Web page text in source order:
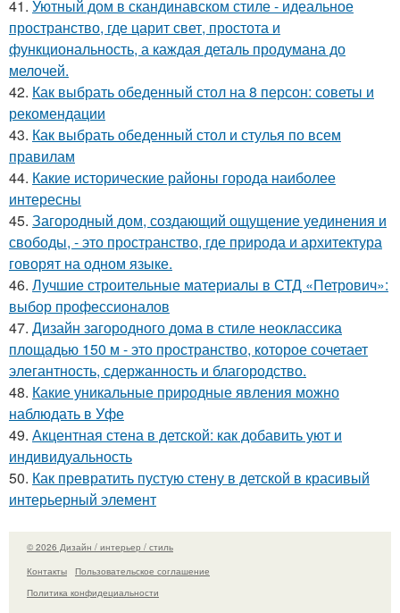
41. Уютный дом в скандинавском стиле - идеальное
пространство, где царит свет, простота и
функциональность, а каждая деталь продумана до
мелочей.
42. Как выбрать обеденный стол на 8 персон: советы и
рекомендации
43. Как выбрать обеденный стол и стулья по всем
правилам
44. Какие исторические районы города наиболее
интересны
45. Загородный дом, создающий ощущение уединения и
свободы, - это пространство, где природа и архитектура
говорят на одном языке.
46. Лучшие строительные материалы в СТД «Петрович»:
выбор профессионалов
47. Дизайн загородного дома в стиле неоклассика
площадью 150 м - это пространство, которое сочетает
элегантность, сдержанность и благородство.
48. Какие уникальные природные явления можно
наблюдать в Уфе
49. Акцентная стена в детской: как добавить уют и
индивидуальность
50. Как превратить пустую стену в детской в красивый
интерьерный элемент
© 2026 Дизайн / интерьер / стиль
Контакты
Пользовательское соглашение
Политика конфидециальности